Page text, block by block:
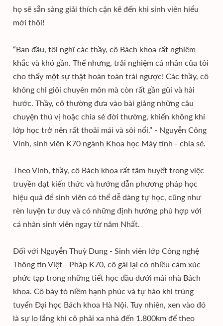
họ sẽ sẵn sàng giải thích cặn kẽ đến khi sinh viên hiểu
mới thôi!
“Ban đầu, tôi nghĩ các thầy, cô Bách khoa rất nghiêm
khắc và khó gần. Thế nhưng, trải nghiệm cá nhân của tôi
cho thấy một sự thật hoàn toàn trái ngược! Các thầy, cô
không chỉ giỏi chuyên môn mà còn rất gần gũi và hài
hước. Thầy, cô thường đưa vào bài giảng những câu
chuyện thú vị hoặc chia sẻ đời thường, khiến không khí
lớp học trở nên rất thoải mái và sôi nổi.” - Nguyễn Công
Vinh, sinh viên K70 ngành Khoa học Máy tính - chia sẻ.
Theo Vinh, thầy, cô Bách khoa rất tâm huyết trong việc
truyền đạt kiến thức và hướng dẫn phương pháp học
hiệu quả để sinh viên có thể dễ dàng tự học, cũng như
rèn luyện tư duy và có những định hướng phù hợp với
cá nhân sinh viên ngay từ năm Nhất.
Đối với Nguyễn Thuỳ Dung - Sinh viên lớp Công nghệ
Thông tin Việt - Pháp K70, cô gái lại có nhiều cảm xúc
phức tạp trong những tiết học đầu dưới mái nhà Bách
khoa. Cô bày tỏ niềm hạnh phúc và tự hào khi trúng
tuyển Đại học Bách khoa Hà Nội. Tuy nhiên, xen vào đó
là sự lo lắng khi cô phải xa nhà đến 1.800km để theo